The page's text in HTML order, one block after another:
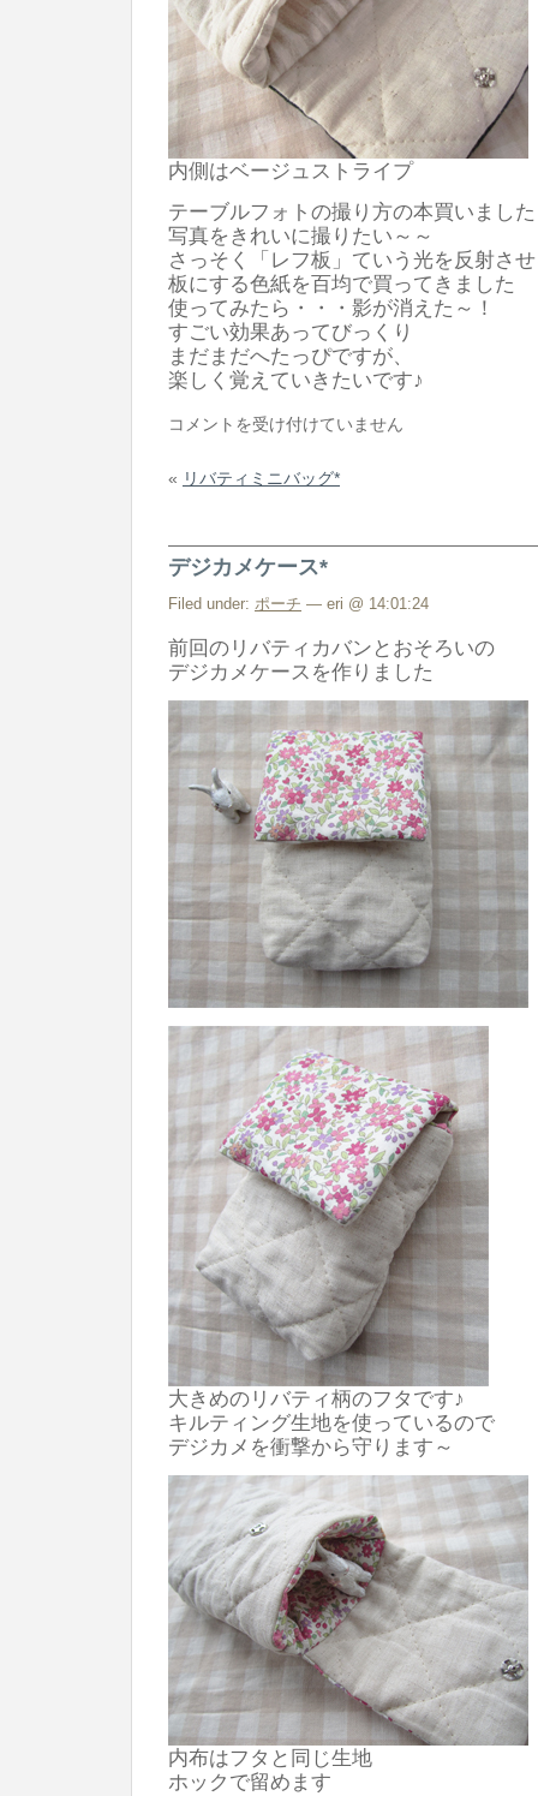
内側はベージュストライプ
テーブルフォトの撮り方の本買いまし
写真をきれいに撮りたい～～
さっそく「レフ板」ていう光を反射さ
板にする色紙を百均で買ってきました
使ってみたら・・・影が消えた～！
すごい効果あってびっくり
まだまだへたっぴですが、
楽しく覚えていきたいです♪
デ
カ
ケ
ー
ス
は
コメントを受け付けていません
« リバティミニバッグ*
デジカメケース*
Filed under: ポーチ — eri @ 14:01:24
前回のリバティカバンとおそろいの
デジカメケースを作りました
大きめのリバティ柄のフタです♪
キルティング生地を使っているので
デジカメを衝撃から守ります～
内布はフタと同じ生地
ホックで留めます